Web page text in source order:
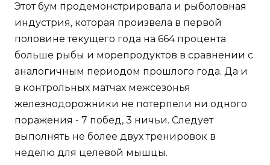
Этот бум продемонстрировала и рыболовная
индустрия, которая произвела в первой
половине текущего года на 664 процента
больше рыбы и морепродуктов в сравнении с
аналогичным периодом прошлого года. Да и
в контрольных матчах межсезонья
железнодорожники не потерпели ни одного
поражения - 7 побед, 3 ничьи. Следует
выполнять не более двух тренировок в
неделю для целевой мышцы.